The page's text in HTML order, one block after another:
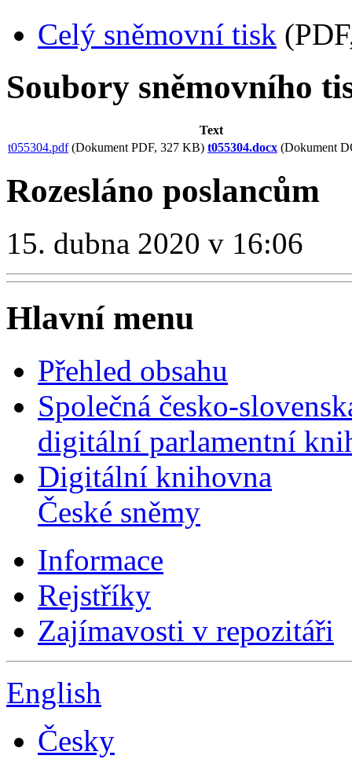
Celý sněmovní tisk
Soubory sněmovního
Text
t055304.pdf(Dokument PDF, 327 KB) t055304.docx (Dokument
Rozesláno poslancům
15. dubna 2020 v 16:06
Hlavní menu
Přehled obsahu
Společná česko-
digitální parlamentní
Digitální knihovna
České sněmy
Informace
Rejstříky
Zajímavosti v repozitáři
English
Česky